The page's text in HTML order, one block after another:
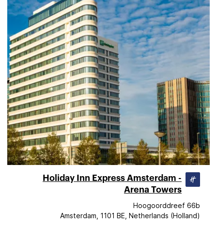
Holiday Inn Express Amsterdam -
Arena Towers
Hoogoorddreef 66b
Amsterdam, 1101 BE, Netherlands (Holland)